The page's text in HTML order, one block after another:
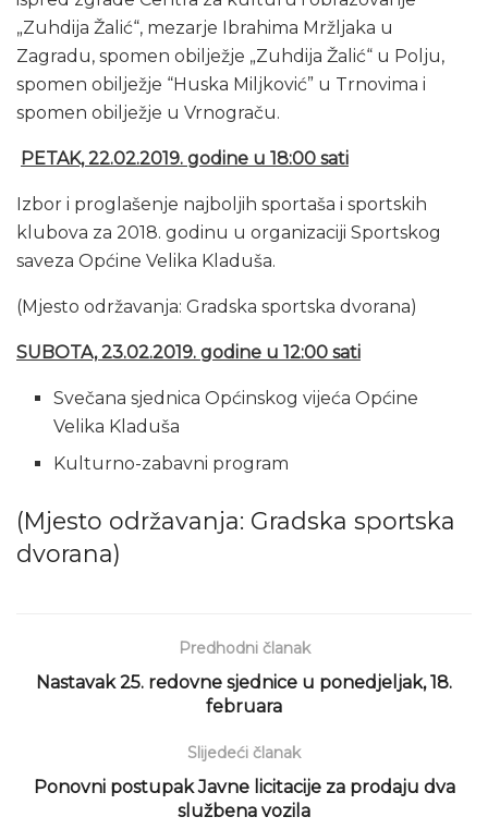
„Zuhdija Žalić“, mezarje Ibrahima Mržljaka u
Zagradu, spomen obilježje „Zuhdija Žalić“ u Polju,
spomen obilježje “Huska Miljković” u Trnovima i
spomen obilježje u Vrnograču.
PETAK, 22.02.2019. godine u 18:00 sati
Izbor i proglašenje najboljih sportaša i sportskih
klubova za 2018. godinu u organizaciji Sportskog
saveza Općine Velika Kladuša.
(Mjesto održavanja: Gradska sportska dvorana)
SUBOTA, 23.02.2019. godine u 12:00 sati
Svečana sjednica Općinskog vijeća Općine
Velika Kladuša
Kulturno-zabavni program
(Mjesto održavanja: Gradska sportska
dvorana)
Predhodni članak
Nastavak 25. redovne sjednice u ponedjeljak, 18.
februara
Slijedeći članak
Ponovni postupak Javne licitacije za prodaju dva
službena vozila